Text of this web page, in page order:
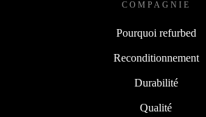
COMPAGNIE
Pourquoi refurbed
Reconditionnement
Durabilité
Qualité